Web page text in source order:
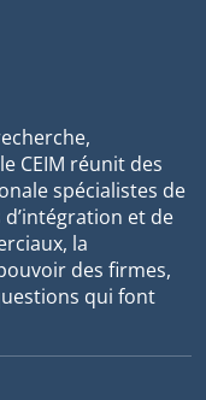
CEIM réunit des
spécialistes de
et de
la
des firmes,
qui font